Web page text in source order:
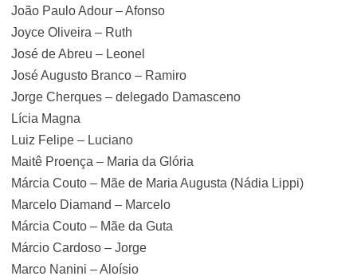
João Paulo Adour – Afonso
Joyce Oliveira – Ruth
José de Abreu – Leonel
José Augusto Branco – Ramiro
Jorge Cherques – delegado Damasceno
Lícia Magna
Luiz Felipe – Luciano
Maitê Proença – Maria da Glória
Márcia Couto – Mãe de Maria Augusta (Nádia Lippi)
Marcelo Diamand – Marcelo
Márcia Couto – Mãe da Guta
Márcio Cardoso – Jorge
Marco Nanini – Aloísio